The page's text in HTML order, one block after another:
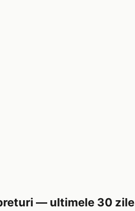
— ultimele 30 zile